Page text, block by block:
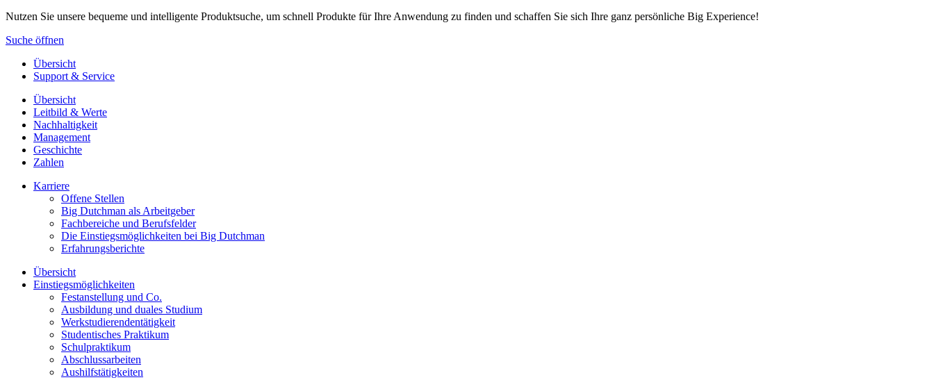
Nutzen Sie unsere bequeme und intelligente Produktsuche, um schnell Produkte für Ihre Anwendung zu finden und schaffen Sie sich Ihre ganz persönliche Big Experience!
Suche öffnen
Übersicht
Support & Service
Übersicht
Leitbild & Werte
Nachhaltigkeit
Management
Geschichte
Zahlen
Karriere
Offene Stellen
Big Dutchman als Arbeitgeber
Fachbereiche und Berufsfelder
Die Einstiegsmöglichkeiten bei Big Dutchman
Erfahrungsberichte
Übersicht
Einstiegsmöglichkeiten
Festanstellung und Co.
Ausbildung und duales Studium
Werkstudierendentätigkeit
Studentisches Praktikum
Schulpraktikum
Abschlussarbeiten
Aushilfstätigkeiten